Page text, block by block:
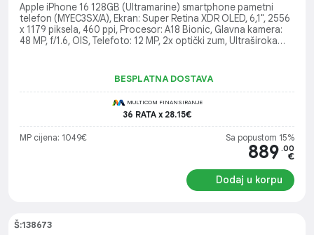
Apple iPhone 16 128GB (Ultramarine) smartphone pametni
telefon (MYEC3SX/A), Ekran: Super Retina XDR OLED, 6,1", 2556
x 1179 piksela, 460 ppi, Procesor: A18 Bionic, Glavna kamera:
48 MP, f/1.6, OIS, Telefoto: 12 MP, 2x optički zum, Ultraširoka
BESPLATNA DOSTAVA
MULTICOM FINANSIRANJE
36 RATA x 28.15€
MP cijena: 1049€ Sa popustom 15%
889 .00
€
Dodaj u korpu
Š:138673